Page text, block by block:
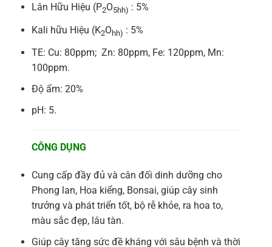
Lân Hữu Hiệu (P2O5hh) : 5%
Kali hữu Hiệu (K2Ohh) : 5%
TE: Cu: 80ppm; Zn: 80ppm, Fe: 120ppm, Mn:
100ppm.
Độ ẩm: 20%
pH: 5.
CÔNG DỤNG
Cung cấp đầy đủ và cân đối dinh dưỡng cho
Phong lan, Hoa kiểng, Bonsai, giúp cây sinh
trưởng và phát triển tốt, bộ rễ khỏe, ra hoa to,
màu sắc đẹp, lâu tàn.
Giúp cây tăng sức đề kháng với sâu bệnh và thời